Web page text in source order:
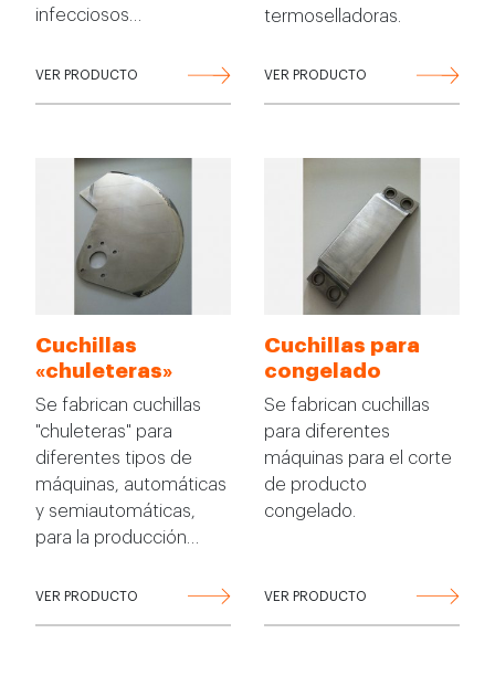
infecciosos…
VER PRODUCTO
termoselladoras.
VER PRODUCTO
Cuchillas
«chuleteras»
Se fabrican cuchillas
"chuleteras" para
diferentes tipos de
máquinas, automáticas
y semiautomáticas,
para la producción…
VER PRODUCTO
Cuchillas para
congelado
Se fabrican cuchillas
para diferentes
máquinas para el corte
de producto
congelado.
VER PRODUCTO